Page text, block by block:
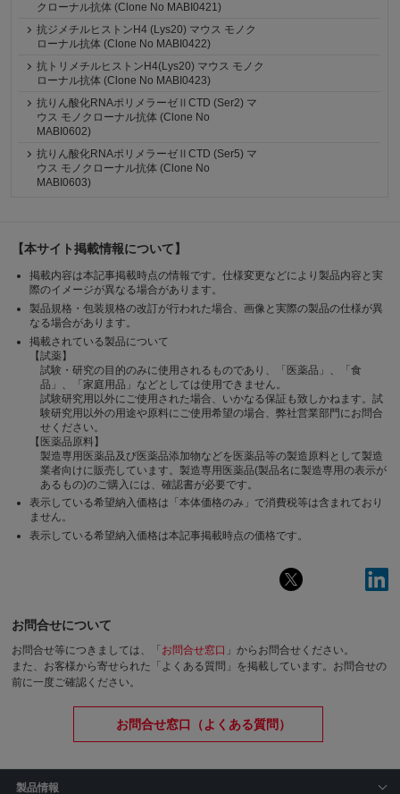
クローナル抗体 (Clone No MABI0421)
抗ジメチルヒストンH4 (Lys20) マウス モノク
ローナル抗体 (Clone No MABI0422)
抗トリメチルヒストンH4(Lys20) マウス モノク
ローナル抗体 (Clone No MABI0423)
抗りん酸化RNAポリメラーゼⅡCTD (Ser2) マ
ウス モノクローナル抗体 (Clone No
MABI0602)
抗りん酸化RNAポリメラーゼⅡCTD (Ser5) マ
ウス モノクローナル抗体 (Clone No
MABI0603)
【本サイト掲載情報について】
掲載内容は本記事掲載時点の情報です。仕様変更などにより製品内容と実
際のイメージが異なる場合があります。
製品規格・包装規格の改訂が行われた場合、画像と実際の製品の仕様が異
なる場合があります。
掲載されている製品について
【試薬】
試験・研究の目的のみに使用されるものであり、「医薬品」、「食
品」、「家庭用品」などとしては使用できません。
試験研究用以外にご使用された場合、いかなる保証も致しかねます。試
験研究用以外の用途や原料にご使用希望の場合、弊社営業部門にお問合
せください。
【医薬品原料】
製造専用医薬品及び医薬品添加物などを医薬品等の製造原料として製造
業者向けに販売しています。製造専用医薬品(製品名に製造専用の表示が
あるもの)のご購入には、確認書が必要です。
表示している希望納入価格は「本体価格のみ」で消費税等は含まれており
ません。
表示している希望納入価格は本記事掲載時点の価格です。
お問合せについて
お問合せ等につきましては、「 お問合せ窓口 」からお問合せください。
また、お客様から寄せられた「よくある質問」を掲載しています。お問合せの
前に一度ご確認ください。
お問合せ窓口（よくある質問）
製品情報